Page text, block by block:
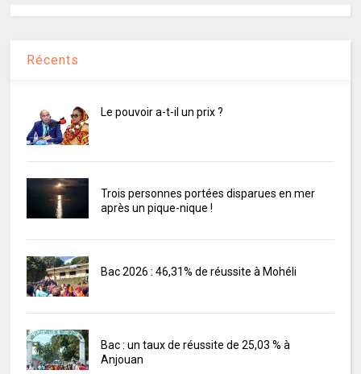
Récents
Le pouvoir a-t-il un prix ?
Trois personnes portées disparues en mer
après un pique-nique !
Bac 2026 : 46,31% de réussite à Mohéli
Bac : un taux de réussite de 25,03 % à
Anjouan